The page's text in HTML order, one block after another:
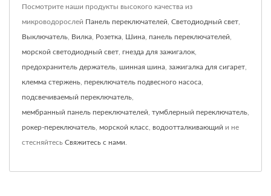
Посмотрите наши продукты высокого качества из
микроводорослей Панель переключателей Светодиодный свет
Выключатель Вилка Розетка Шина панель переключателей
морской светодиодный свет гнезда для зажигалок
предохранитель держатель шинная шина зажигалка для сигарет
клемма стержень переключатель подвесного насоса
подсвечиваемый переключатель
мембранный панель переключателей тумблерный переключатель
рокер-переключатель морской класс водоотталкивающий и не
стесняйтесь Свяжитесь с нами